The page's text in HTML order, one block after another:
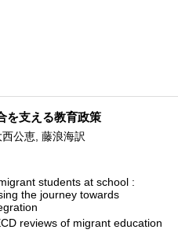
を支える教育政策
公恵, 藤浪海訳
students at school :
the journey towards
reviews of migrant education